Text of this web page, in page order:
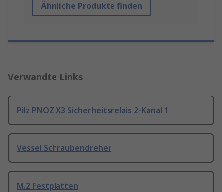
Ähnliche Produkte finden
Verwandte Links
Pilz PNOZ X3 Sicherheitsrelais 2-Kanal 1
Vessel Schraubendreher
M.2 Festplatten